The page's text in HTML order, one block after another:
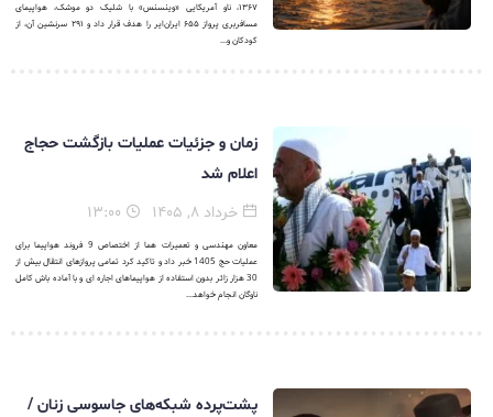
۱۳۶۷، ناو آمریکایی «وینسنس» با شلیک دو موشک، هواپیمای
مسافربری پرواز ۶۵۵ ایران‌ایر را هدف قرار داد و ۲۹۱ سرنشین آن، از
کودکان و...
زمان و جزئیات عملیات بازگشت حجاج
اعلام شد
خرداد ۸, ۱۴۰۵
معاون مهندسی و تعمیرات هما از اختصاص 9 فروند هواپیما برای
عملیات حج 1405 خبر داد و تاکید کرد تمامی پروازهای انتقال بیش از
30 هزار زائر بدون استفاده از هواپیماهای اجاره ای و با آماده باش کامل
ناوگان انجام خواهد...
پشت‌پرده شبکه‌های جاسوسی زنان /